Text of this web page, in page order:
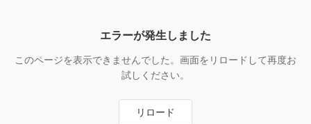
エラーが発生しました
このページを表示できませんでした。画面をリロードして再度お
試しください。
リロード